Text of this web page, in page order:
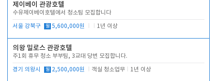
제이베이 관광호텔
수유제이베이호텔에서 청소팀 모집합니다
서울 강북구 월 5,600,000원 1년 이상
의왕 밀로스 관광호텔
주1회 휴무 청소 부부팀, 3교대 당번 모집합니다.
경기 의왕시 월 2,500,000원 객실 청소업무 1년 이상